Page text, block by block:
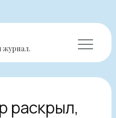
журнал.
раскрыл,